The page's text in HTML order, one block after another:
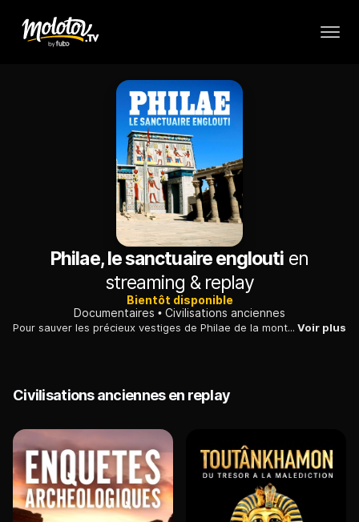
Philae, le sanctuaire englouti en
streaming & replay
Bientôt disponible
Documentaires
Civilisations anciennes
Pour sauver les précieux vestiges de Philae de la montée des eaux, les monuments devraient être démontés pierre par pierre pour les reconstruire sur une île voisine. Voir plus
Civilisations anciennes en replay